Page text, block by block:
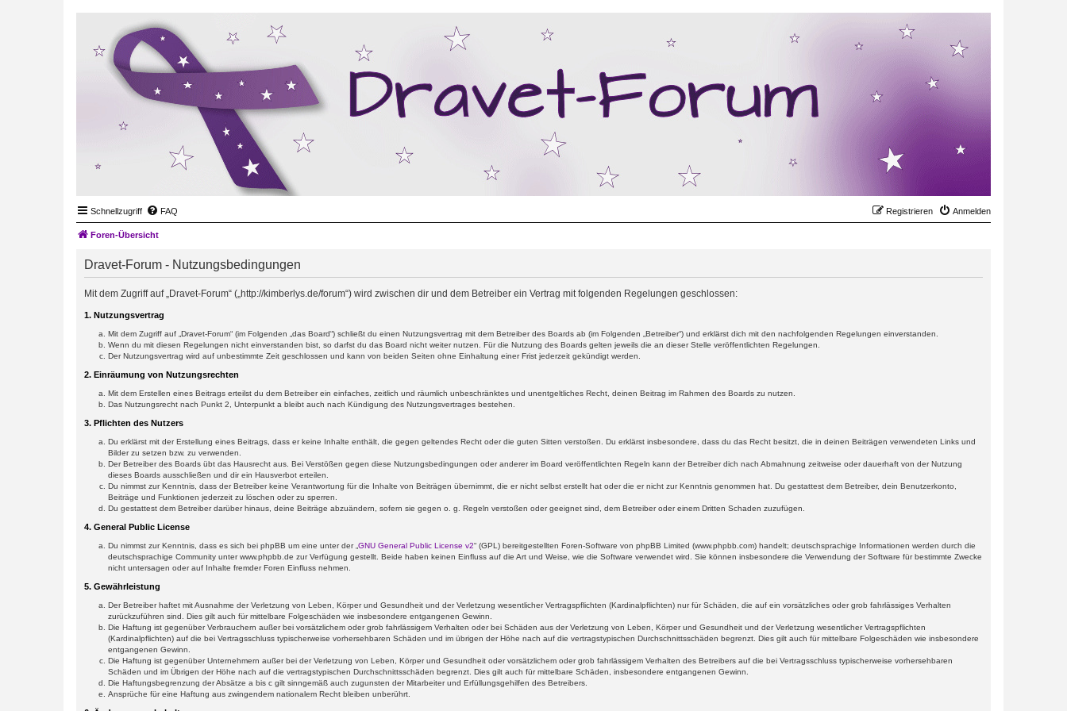
Schnellzugriff FAQ Anmelden
Registrieren
Foren-Übersicht
Dravet-Forum - Nutzungsbedingungen
Mit dem Zugriff auf „Dravet-Forum“ („http://kimberlys.de/forum“) wird zwischen dir und dem Betreiber ein Vertrag mit folgenden Regelungen geschlossen:
1. Nutzungsvertrag
Mit dem Zugriff auf „Dravet-Forum“ (im Folgenden „das Board“) schließt du einen Nutzungsvertrag mit dem Betreiber des Boards ab (im Folgenden „Betreiber“) und erklärst dich mit den nachfolgenden Regelungen einverstanden.
Wenn du mit diesen Regelungen nicht einverstanden bist, so darfst du das Board nicht weiter nutzen. Für die Nutzung des Boards gelten jeweils die an dieser Stelle veröffentlichten Regelungen.
Der Nutzungsvertrag wird auf unbestimmte Zeit geschlossen und kann von beiden Seiten ohne Einhaltung einer Frist jederzeit gekündigt werden.
2. Einräumung von Nutzungsrechten
Mit dem Erstellen eines Beitrags erteilst du dem Betreiber ein einfaches, zeitlich und räumlich unbeschränktes und unentgeltliches Recht, deinen Beitrag im Rahmen des Boards zu nutzen.
Das Nutzungsrecht nach Punkt 2, Unterpunkt a bleibt auch nach Kündigung des Nutzungsvertrages bestehen.
3. Pflichten des Nutzers
Du erklärst mit der Erstellung eines Beitrags, dass er keine Inhalte enthält, die gegen geltendes Recht oder die guten Sitten verstoßen. Du erklärst insbesondere, dass du das Recht besitzt, die in deinen Beiträgen verwendeten Links und
Bilder zu setzen bzw. zu verwenden.
Der Betreiber des Boards übt das Hausrecht aus. Bei Verstößen gegen diese Nutzungsbedingungen oder anderer im Board veröffentlichten Regeln kann der Betreiber dich nach Abmahnung zeitweise oder dauerhaft von der Nutzung
dieses Boards ausschließen und dir ein Hausverbot erteilen.
Du nimmst zur Kenntnis, dass der Betreiber keine Verantwortung für die Inhalte von Beiträgen übernimmt, die er nicht selbst erstellt hat oder die er nicht zur Kenntnis genommen hat. Du gestattest dem Betreiber, dein Benutzerkonto,
Beiträge und Funktionen jederzeit zu löschen oder zu sperren.
Du gestattest dem Betreiber darüber hinaus, deine Beiträge abzuändern, sofern sie gegen o. g. Regeln verstoßen oder geeignet sind, dem Betreiber oder einem Dritten Schaden zuzufügen.
4. General Public License
Du nimmst zur Kenntnis, dass es sich bei phpBB um eine unter der „ GNU General Public License v2“ (GPL) bereitgestellten Foren-Software von phpBB Limited (www.phpbb.com) handelt; deutschsprachige Informationen werden durch die
deutschsprachige Community unter www.phpbb.de zur Verfügung gestellt. Beide haben keinen Einfluss auf die Art und Weise, wie die Software verwendet wird. Sie können insbesondere die Verwendung der Software für bestimmte Zwecke
nicht untersagen oder auf Inhalte fremder Foren Einfluss nehmen.
5. Gewährleistung
Der Betreiber haftet mit Ausnahme der Verletzung von Leben, Körper und Gesundheit und der Verletzung wesentlicher Vertragspflichten (Kardinalpflichten) nur für Schäden, die auf ein vorsätzliches oder grob fahrlässiges Verhalten
zurückzuführen sind. Dies gilt auch für mittelbare Folgeschäden wie insbesondere entgangenen Gewinn.
Die Haftung ist gegenüber Verbrauchern außer bei vorsätzlichem oder grob fahrlässigem Verhalten oder bei Schäden aus der Verletzung von Leben, Körper und Gesundheit und der Verletzung wesentlicher Vertragspflichten
(Kardinalpflichten) auf die bei Vertragsschluss typischerweise vorhersehbaren Schäden und im übrigen der Höhe nach auf die vertragstypischen Durchschnittsschäden begrenzt. Dies gilt auch für mittelbare Folgeschäden wie insbesondere
entgangenen Gewinn.
Die Haftung ist gegenüber Unternehmern außer bei der Verletzung von Leben, Körper und Gesundheit oder vorsätzlichem oder grob fahrlässigem Verhalten des Betreibers auf die bei Vertragsschluss typischerweise vorhersehbaren
Schäden und im Übrigen der Höhe nach auf die vertragstypischen Durchschnittsschäden begrenzt. Dies gilt auch für mittelbare Schäden, insbesondere entgangenen Gewinn.
Die Haftungsbegrenzung der Absätze a bis c gilt sinngemäß auch zugunsten der Mitarbeiter und Erfüllungsgehilfen des Betreibers.
Ansprüche für eine Haftung aus zwingendem nationalem Recht bleiben unberührt.